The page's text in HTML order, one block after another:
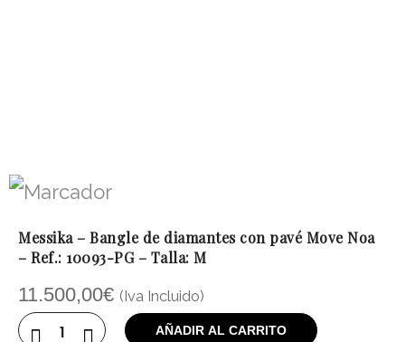
Messika – Bangle de diamantes con pavé Move Noa
– Ref.: 10093-PG – Talla: M
11.500,00€ (Iva Incluido)
AÑADIR AL CARRITO